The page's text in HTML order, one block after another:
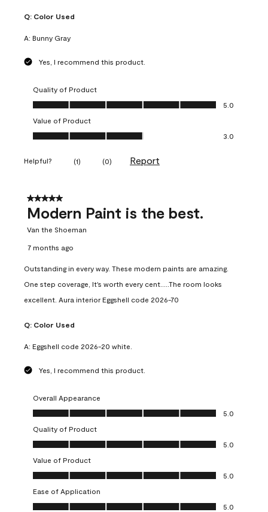
Q: Color Used
A: Bunny Gray
Yes, I recommend this product.
Quality of Product
Quality of Product, 5.0 out of 5
5.0
Value of Product
Value of Product, 3.0 out of 5
3.0
Helpful? (1) (0) Report
5 out of 5 stars.
Modern Paint is the best.
Van the Shoeman
7 months ago
Outstanding in every way. These modern paints are amazing.
One step coverage, It's worth every cent.....The room looks
excellent. Aura interior Eggshell code 2026-70
Q: Color Used
A: Eggshell code 2026-20 white.
Yes, I recommend this product.
Overall Appearance
Overall Appearance, 5.0 out of 5
5.0
Quality of Product
Quality of Product, 5.0 out of 5
5.0
Value of Product
Value of Product, 5.0 out of 5
5.0
Ease of Application
Ease of Application, 5.0 out of 5
5.0